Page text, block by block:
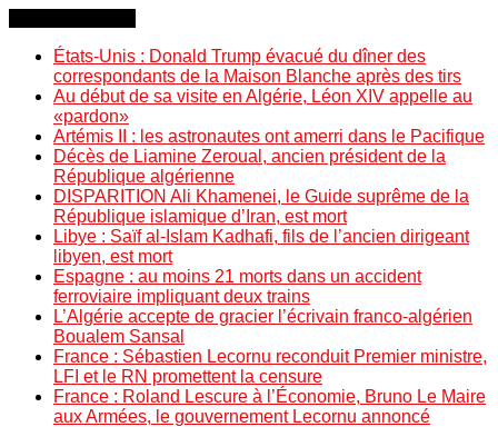
États-Unis : Donald Trump évacué du dîner des
correspondants de la Maison Blanche après des tirs
Au début de sa visite en Algérie, Léon XIV appelle au
«pardon»
Artémis II : les astronautes ont amerri dans le Pacifique
Décès de Liamine Zeroual, ancien président de la
République algérienne
DISPARITION Ali Khamenei, le Guide suprême de la
République islamique d’Iran, est mort
Libye : Saïf al-Islam Kadhafi, fils de l’ancien dirigeant
libyen, est mort
Espagne : au moins 21 morts dans un accident
ferroviaire impliquant deux trains
L’Algérie accepte de gracier l’écrivain franco-algérien
Boualem Sansal
France : Sébastien Lecornu reconduit Premier ministre,
LFI et le RN promettent la censure
France : Roland Lescure à l’Économie, Bruno Le Maire
aux Armées, le gouvernement Lecornu annoncé